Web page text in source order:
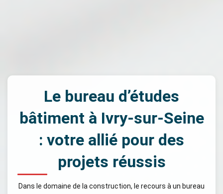
Le bureau d’études
bâtiment à Ivry-sur-Seine
: votre allié pour des
projets réussis
Dans le domaine de la construction, le recours à un bureau